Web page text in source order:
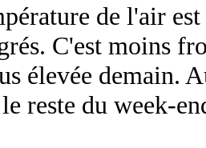
de l'air
C'est moins
élevée demain.
reste du week-